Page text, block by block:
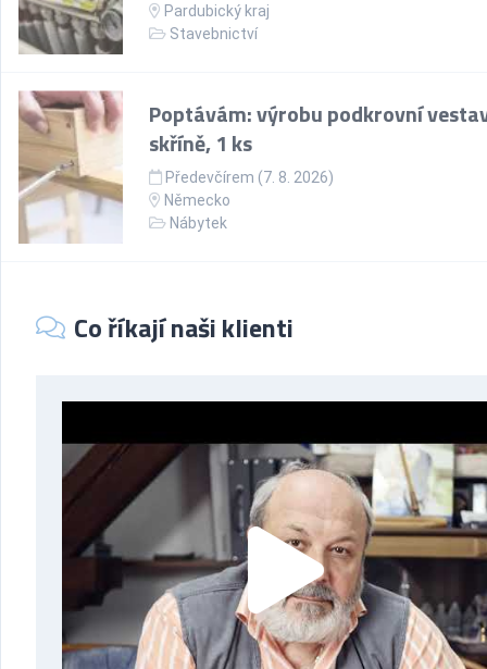
Pardubický kraj
Stavebnictví
Poptávám: výrobu podkrovní
skříně, 1 ks
Předevčírem (7. 8. 2026)
Německo
Nábytek
Co říkají naši klienti